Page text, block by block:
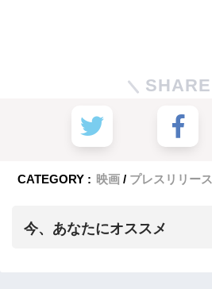
SHARE
CATEGORY : 映画 プレスリリース
今、あなたにオススメ